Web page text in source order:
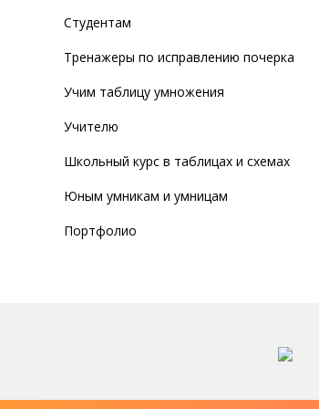
Студентам
Тренажеры по исправлению почерка
Учим таблицу умножения
Учителю
Школьный курс в таблицах и схемах
Юным умникам и умницам
Портфолио